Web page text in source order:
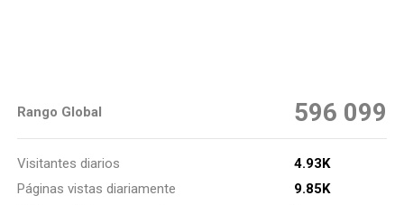
Rango Global 596 099
Visitantes diarios
4.93K
Páginas vistas diariamente
9.85K